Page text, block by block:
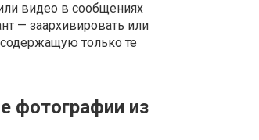
видео в сообщениях
— заархивировать или
только те
фотографии из